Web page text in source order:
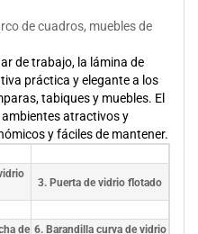
de cuadros, muebles de
de trabajo, la lámina de
práctica y elegante a los
tabiques y muebles. El
atractivos y
y fáciles de mantener.
3. Puerta de vidrio flotado
de 6. Barandilla curva de vidrio